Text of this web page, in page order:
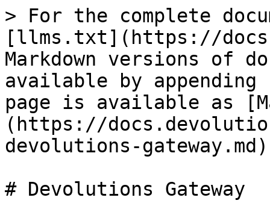
> For the complete
[llms.txt](https://
Markdown versions of
available by
page is available as
(https://
devolutions-
# Devolutions Gateway